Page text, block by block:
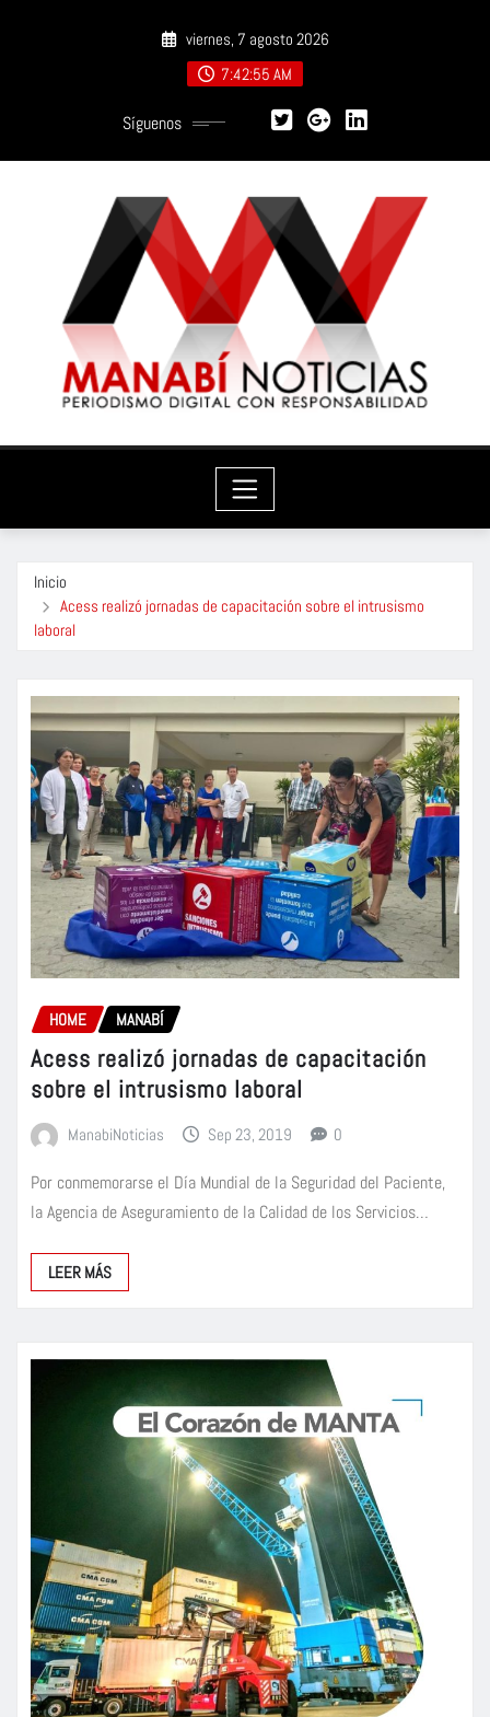
viernes, 7 agosto 2026
7:42:56 AM
Síguenos
Inicio
Acess realizó jornadas de capacitación sobre el intrusismo
laboral
HOME MANABÍ
Acess realizó jornadas de capacitación
sobre el intrusismo laboral
ManabiNoticias Sep 23, 2019 0
Por conmemorarse el Día Mundial de la Seguridad del Paciente,
la Agencia de Aseguramiento de la Calidad de los Servicios…
LEER MÁS